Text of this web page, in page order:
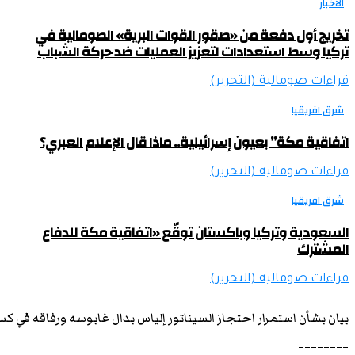
تخريج أول دفعة من «صقور القوات البرية» الصومالية في
تركيا وسط استعدادات لتعزيز العمليات ضد حركة الشباب
قراءات صومالية (التحرير)
شرق افريقيا
اتفاقية مكة” بعيون إسرائيلية.. ماذا قال الإعلام العبري؟
قراءات صومالية (التحرير)
شرق افريقيا
السعودية وتركيا وباكستان توقّع «اتفاقية مكة للدفاع
المشترك
قراءات صومالية (التحرير)
بيان بشأن استمرار احتجاز السيناتور إلياس بدال غابوسه ورفاقه في
========